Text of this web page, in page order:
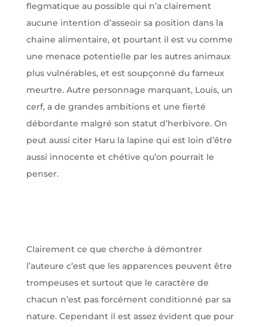
flegmatique au possible qui n’a clairement
aucune intention d’asseoir sa position dans la
chaine alimentaire, et pourtant il est vu comme
une menace potentielle par les autres animaux
plus vulnérables, et est soupçonné du fameux
meurtre. Autre personnage marquant, Louis, un
cerf, a de grandes ambitions et une fierté
débordante malgré son statut d’herbivore. On
peut aussi citer Haru la lapine qui est loin d’être
aussi innocente et chétive qu’on pourrait le
penser.
Clairement ce que cherche à démontrer
l’auteure c’est que les apparences peuvent être
trompeuses et surtout que le caractère de
chacun n’est pas forcément conditionné par sa
nature. Cependant il est assez évident que pour